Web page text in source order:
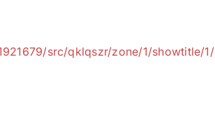
src/qklqszr/zone/1/showtitle/1/